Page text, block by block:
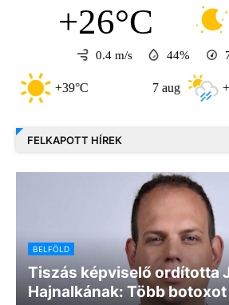
+26°C
0.4 m/s 44%
+39°C +32°C
FELKAPOTT HÍREK
BELFÖLD
Tiszás képviselő ordította
Hajnalkának: Több